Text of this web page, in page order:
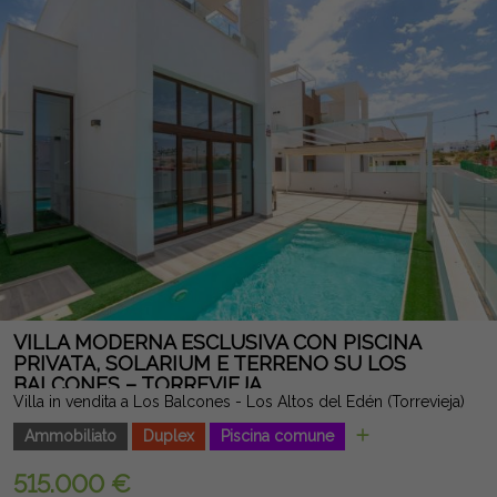
all'eccellente posizione sul mare e al suo grande potenziale di
redditività, questa proprietà rappresenta un'opportunità
magnifica sia come seconda casa sia come investimento per
vacanze o affitti a lungo termine. Nota legale: Tasse e costi non
inclusi. Le informazioni fornite sono indicative e non vincolanti
dal punto di vista legale, e possono contenere errori.
VILLA MODERNA ESCLUSIVA CON PISCINA
PRIVATA, SOLARIUM E TERRENO SU LOS
BALCONES – TORREVIEJA
Villa in vendita a Los Balcones - Los Altos del Edén (Torrevieja)
Ammobiliato
Duplex Piscina comune
515.000 €